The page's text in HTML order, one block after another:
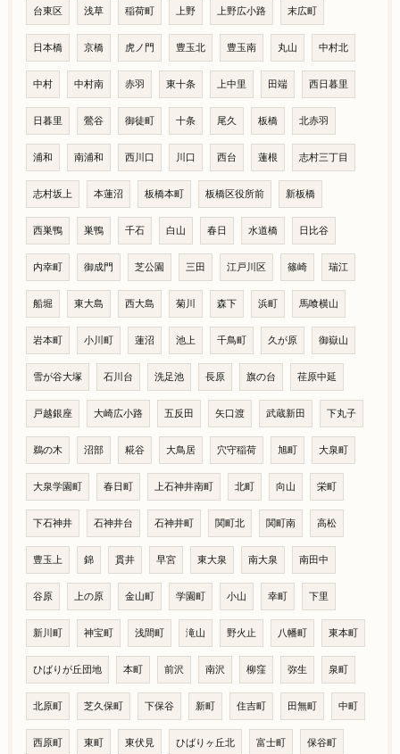
台東区 浅草 稲荷町 上野 上野広小路 末広町
日本橋 京橋 虎ノ門 豊玉北 豊玉南 丸山 中村北
中村 中村南 赤羽 東十条 上中里 田端 西日暮里
日暮里 鶯谷 御徒町 十条 尾久 板橋 北赤羽
浦和 南浦和 西川口 川口 西台 蓮根 志村三丁目
志村坂上 本蓮沼 板橋本町 板橋区役所前 新板橋
西巣鴨 巣鴨 千石 白山 春日 水道橋 日比谷
内幸町 御成門 芝公園 三田 江戸川区 篠崎 瑞江
船堀 東大島 西大島 菊川 森下 浜町 馬喰横山
岩本町 小川町 蓮沼 池上 千鳥町 久が原 御嶽山
雪が谷大塚 石川台 洗足池 長原 旗の台 荏原中延
戸越銀座 大崎広小路 五反田 矢口渡 武蔵新田 下丸子
鵜の木 沼部 糀谷 大鳥居 穴守稲荷 旭町 大泉町
大泉学園町 春日町 上石神井南町 北町 向山 栄町
下石神井 石神井台 石神井町 関町北 関町南 高松
豊玉上 錦 貫井 早宮 東大泉 南大泉 南田中
谷原 上の原 金山町 学園町 小山 幸町 下里
新川町 神宝町 浅間町 滝山 野火止 八幡町 東本町
ひばりが丘団地 本町 前沢 南沢 柳窪 弥生 泉町
北原町 芝久保町 下保谷 新町 住吉町 田無町 中町
西原町 東町 東伏見 ひばりヶ丘北 富士町 保谷町